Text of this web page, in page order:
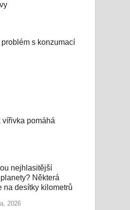
s konzumací
vířivka pomáhá
nejhlasitější
Některá
na desítky kilometrů
2026